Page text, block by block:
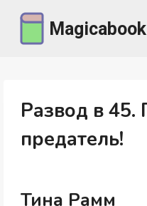
содержимому
Развод в 45.
предатель!
Тина Рамм